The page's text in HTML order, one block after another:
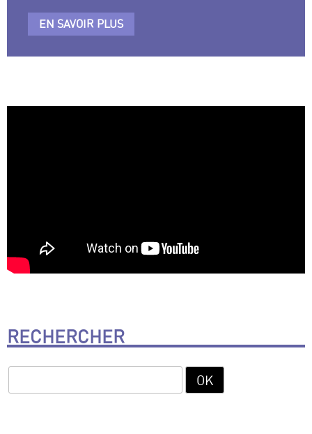
EN SAVOIR PLUS
RECHERCHER